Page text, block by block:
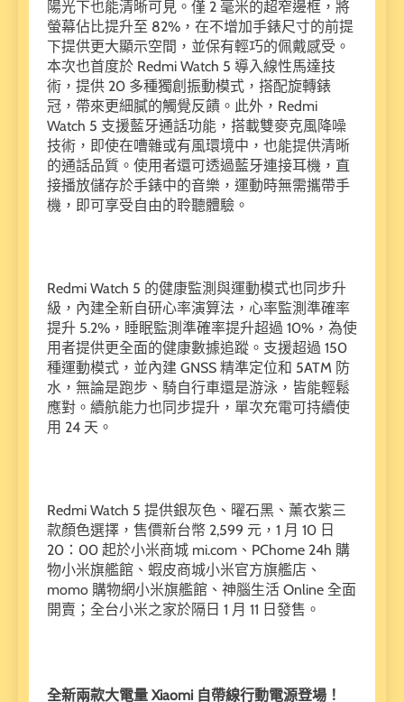
陽光下也能清晰可見。僅 2 毫米的超窄邊框，將
螢幕佔比提升至 82%，在不增加手錶尺寸的前提
下提供更大顯示空間，並保有輕巧的佩戴感受。
本次也首度於 Redmi Watch 5 導入線性馬達技
術，提供 20 多種獨創振動模式，搭配旋轉錶
冠，帶來更細膩的觸覺反饋。此外，Redmi
Watch 5 支援藍牙通話功能，搭載雙麥克風降噪
技術，即使在嘈雜或有風環境中，也能提供清晰
的通話品質。使用者還可透過藍牙連接耳機，直
接播放儲存於手錶中的音樂，運動時無需攜帶手
機，即可享受自由的聆聽體驗。
Redmi Watch 5 的健康監測與運動模式也同步升
級，內建全新自研心率演算法，心率監測準確率
提升 5.2%，睡眠監測準確率提升超過 10%，為使
用者提供更全面的健康數據追蹤。支援超過 150
種運動模式，並內建 GNSS 精準定位和 5ATM 防
水，無論是跑步、騎自行車還是游泳，皆能輕鬆
應對。續航能力也同步提升，單次充電可持續使
用 24 天。
Redmi Watch 5 提供銀灰色、曜石黑、薰衣紫三
款顏色選擇，售價新台幣 2,599 元，1 月 10 日
20：00 起於小米商城 mi.com、PChome 24h 購
物小米旗艦館、蝦皮商城小米官方旗艦店、
momo 購物網小米旗艦館、神腦生活 Online 全面
開賣；全台小米之家於隔日 1 月 11 日發售。
全新兩款大電量 Xiaomi 自帶線行動電源登場！